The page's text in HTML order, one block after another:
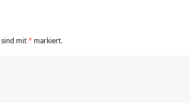
sind mit* markiert.